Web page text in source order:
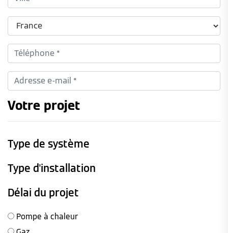
Votre projet
Type de système
Type d'installation
Délai du projet
Pompe à chaleur